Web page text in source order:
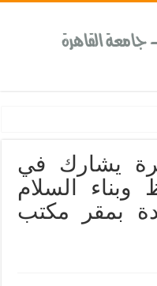
يشارك في
السلام
بمقر مكتب